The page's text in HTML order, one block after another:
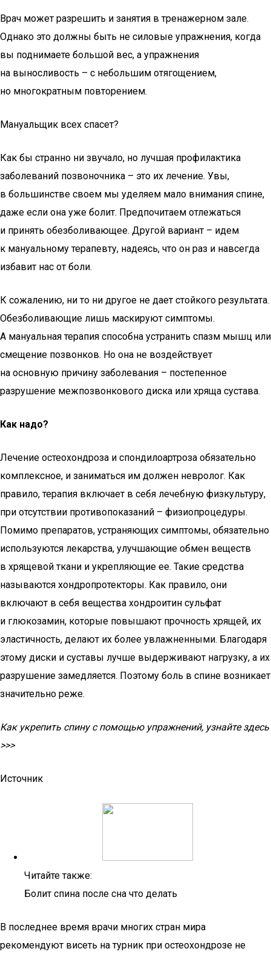
Врач может разрешить и занятия в тренажерном зале.
Однако это должны быть не силовые упражнения, когда
вы поднимаете большой вес, а упражнения
на выносливость – с небольшим отягощением,
но многократным повторением.
Мануальщик всех спасет?
Как бы странно ни звучало, но лучшая профилактика
заболеваний позвоночника – это их лечение. Увы,
в большинстве своем мы уделяем мало внимания спине,
даже если она уже болит. Предпочитаем отлежаться
и принять обезболивающее. Другой вариант – идем
к мануальному терапевту, надеясь, что он раз и навсегда
избавит нас от боли.
К сожалению, ни то ни другое не дает стойкого результата.
Обезболивающие лишь маскируют симптомы.
А мануальная терапия способна устранить спазм мышц или
смещение позвонков. Но она не воздействует
на основную причину заболевания – постепенное
разрушение межпозвонкового диска или хряща сустава.
Как надо?
Лечение остеохондроза и спондилоартроза обязательно
комплексное, и заниматься им должен невролог. Как
правило, терапия включает в себя лечебную физкультуру,
при отсутствии противопоказаний – физиопроцедуры.
Помимо препаратов, устраняющих симптомы, обязательно
используются лекарства, улучшающие обмен веществ
в хрящевой ткани и укрепляющие ее. Такие средства
называются хондропротекторы. Как правило, они
включают в себя вещества хондроитин сульфат
и глюкозамин, которые повышают прочность хрящей, их
эластичность, делают их более увлажненными. Благодаря
этому диски и суставы лучше выдерживают нагрузку, а их
разрушение замедляется. Поэтому боль в спине возникает
значительно реже.
Как укрепить спину с помощью упражнений, узнайте здесь
>>>
Источник
Читайте также:
Болит спина после сна что делать
В последнее время врачи многих стран мира
рекомендуют висеть на турник при остеохондрозе не